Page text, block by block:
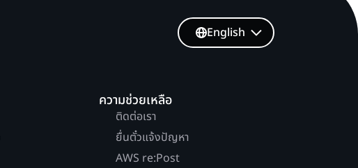
ความช่วยเหลือ
ติดต่อเรา
ยื่นตั๋วแจ้งปัญหา
AWS re:Post
English